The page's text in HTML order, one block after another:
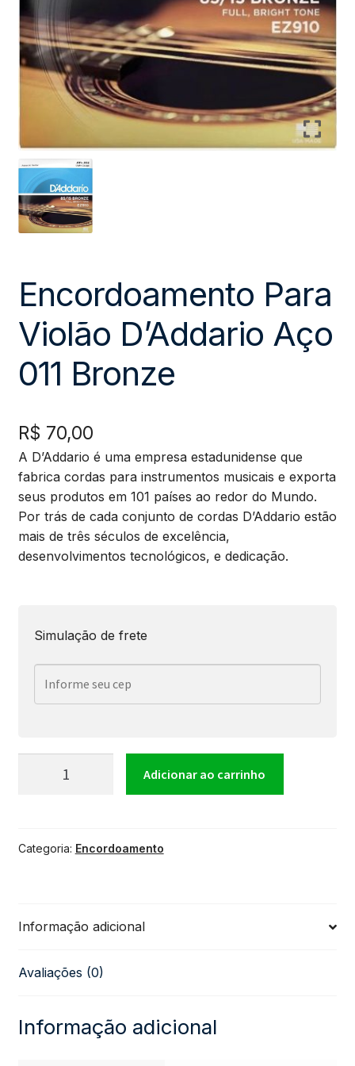
Encordoamento Para
Violão D’Addario Aço
011 Bronze
R$ 70,00
A D’Addario é uma empresa estadunidense que
fabrica cordas para instrumentos musicais e exporta
seus produtos em 101 países ao redor do Mundo.
Por trás de cada conjunto de cordas D’Addario estão
mais de três séculos de excelência,
desenvolvimentos tecnológicos, e dedicação.
Simulação de frete
Encordoamento
Violão
011
Bronze
Adicionar ao carrinho
Categoria: Encordoamento
Informação adicional
Avaliações (0)
Informação adicional